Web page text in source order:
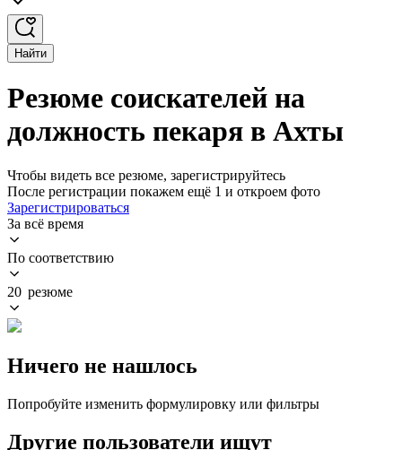
Найти
Резюме соискателей на
должность пекаря в Ахты
Чтобы видеть все резюме, зарегистрируйтесь
После регистрации покажем ещё 1 и откроем фото
Зарегистрироваться
За всё время
По соответствию
20 резюме
Ничего не нашлось
Попробуйте изменить формулировку или фильтры
Другие пользователи ищут